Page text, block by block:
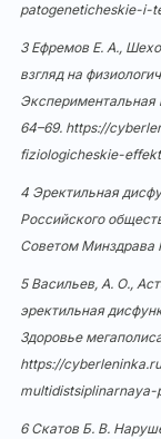
patogeneticheskie-i-
3 Ефремов Е. А.,
взгляд на
64–69. https://
fiziologicheskie-
4 Эректильная
Российского
Советом Минздрава
5 Васильев, А. О.,
эректильная
Здоровье
https://
multidistsiplinarnaya-
6 Скатов Б. В.